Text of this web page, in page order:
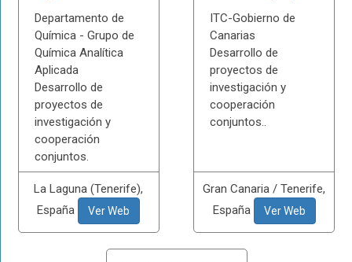
Departamento de
Química - Grupo de
Química Analítica
Aplicada
Desarrollo de
proyectos de
investigación y
cooperación
conjuntos.
La Laguna (Tenerife),
España
Ver Web
ITC-Gobierno de
Canarias
Desarrollo de
proyectos de
investigación y
cooperación
conjuntos..
Gran Canaria / Tenerife,
España
Ver Web